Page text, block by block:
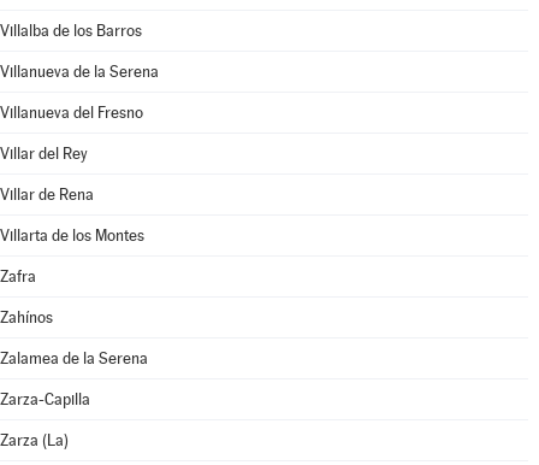
Villalba de los Barros
Villanueva de la Serena
Villanueva del Fresno
Villar del Rey
Villar de Rena
Villarta de los Montes
Zafra
Zahínos
Zalamea de la Serena
Zarza-Capilla
Zarza (La)